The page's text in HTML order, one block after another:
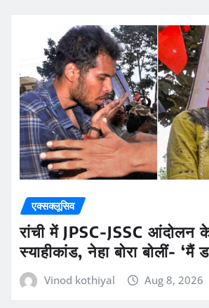
एक्सक्लूसिव
रांची में JPSC-JSSC आंदोलन
स्याहीकांड, नेहा बोरा बोलीं- ‘मैं
Vinod kothiyal Aug 8, 2026